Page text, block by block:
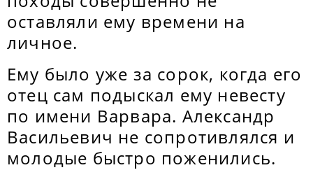
оставляли ему времени на
личное.
Ему было уже за сорок, когда его
отец сам подыскал ему невесту
по имени Варвара. Александр
Васильевич не сопротивлялся и
молодые быстро поженились.